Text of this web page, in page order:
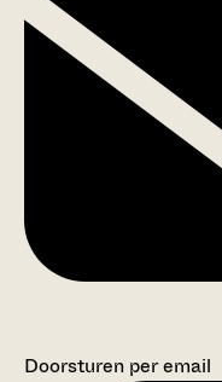
Doorsturen per email